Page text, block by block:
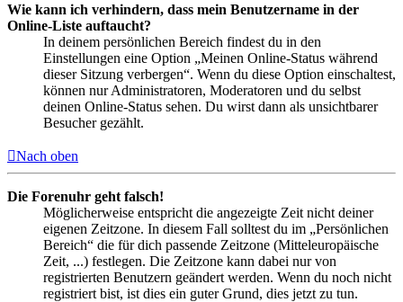
Wie kann ich verhindern, dass mein Benutzername in der
Online-Liste auftaucht?
In deinem persönlichen Bereich findest du in den
Einstellungen eine Option „Meinen Online-Status während
dieser Sitzung verbergen“. Wenn du diese Option einschaltest,
können nur Administratoren, Moderatoren und du selbst
deinen Online-Status sehen. Du wirst dann als unsichtbarer
Besucher gezählt.
Nach oben
Die Forenuhr geht falsch!
Möglicherweise entspricht die angezeigte Zeit nicht deiner
eigenen Zeitzone. In diesem Fall solltest du im „Persönlichen
Bereich“ die für dich passende Zeitzone (Mitteleuropäische
Zeit, ...) festlegen. Die Zeitzone kann dabei nur von
registrierten Benutzern geändert werden. Wenn du noch nicht
registriert bist, ist dies ein guter Grund, dies jetzt zu tun.